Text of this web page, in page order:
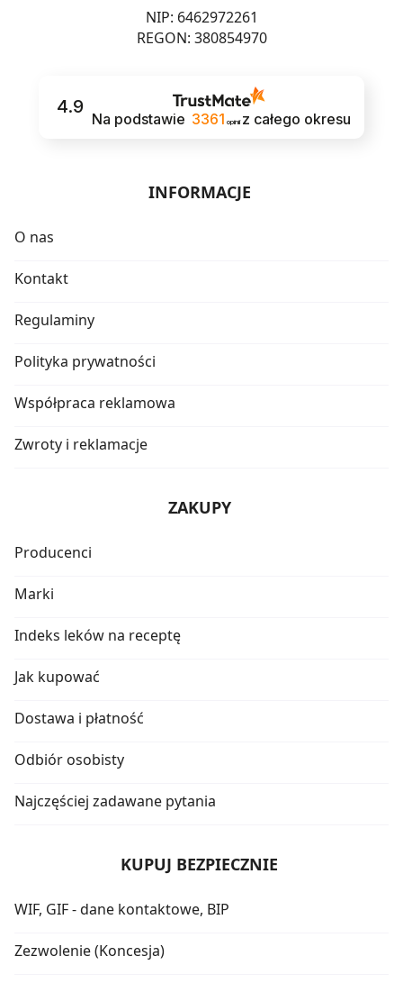
NIP: 6462972261
REGON: 380854970
4.9
Na podstawie 3361 opinii z całego okresu
INFORMACJE
O nas
Kontakt
Regulaminy
Polityka prywatności
Współpraca reklamowa
Zwroty i reklamacje
ZAKUPY
Producenci
Marki
Indeks leków na receptę
Jak kupować
Dostawa i płatność
Odbiór osobisty
Najczęściej zadawane pytania
KUPUJ BEZPIECZNIE
WIF, GIF - dane kontaktowe, BIP
Zezwolenie (Koncesja)